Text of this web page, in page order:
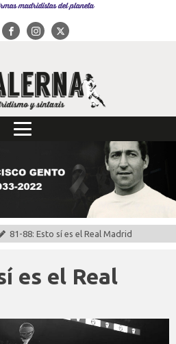
madridistas del planeta
81-88: Esto sí es el Real Madrid
es el Real